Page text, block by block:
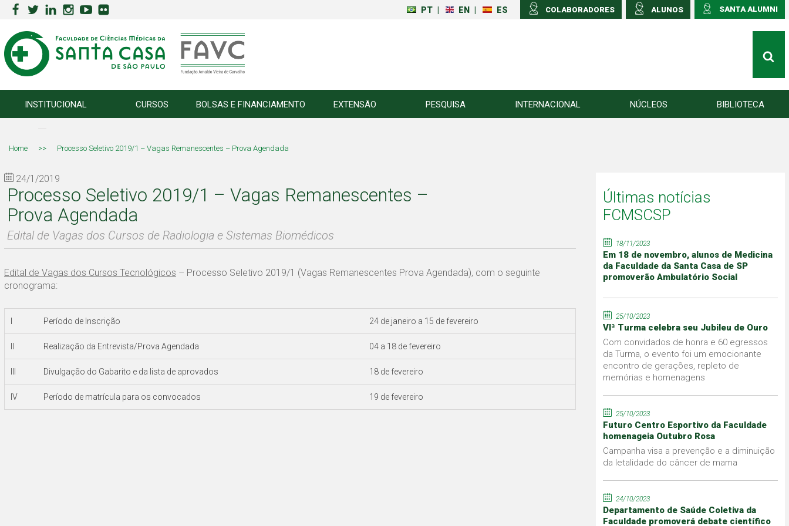
SANTA ALUMNI
ALUNOS
COLABORADORES
PT EN ES
INSTITUCIONAL CURSOS BOLSAS E FINANCIAMENTO EXTENSÃO PESQUISA INTERNACIONAL NÚCLEOS BIBLIOTECA
Home >> Processo Seletivo 2019/1 – Vagas Remanescentes – Prova Agendada
24/1/2019
Processo Seletivo 2019/1 – Vagas Remanescentes –
Prova Agendada
Edital de Vagas dos Cursos de Radiologia e Sistemas Biomédicos
Edital de Vagas dos Cursos Tecnológicos – Processo Seletivo 2019/1 (Vagas Remanescentes Prova Agendada), com o seguinte
cronograma:
Período de Inscrição 24 de janeiro a 15 de fevereiro
Realização da Entrevista/Prova Agendada 04 a 18 de fevereiro
Divulgação do Gabarito e da lista de aprovados 18 de fevereiro
IV Período de matrícula para os convocados 19 de fevereiro
Últimas notícias
FCMSCSP
18/11/2023
Em 18 de novembro, alunos de Medicina
da Faculdade da Santa Casa de SP
promoverão Ambulatório Social
25/10/2023
VIª Turma celebra seu Jubileu de Ouro
Com convidados de honra e 60 egressos
da Turma, o evento foi um emocionante
encontro de gerações, repleto de
memórias e homenagens
25/10/2023
Futuro Centro Esportivo da Faculdade
homenageia Outubro Rosa
Campanha visa a prevenção e a diminuição
da letalidade do câncer de mama
24/10/2023
Departamento de Saúde Coletiva da
Faculdade promoverá debate científico